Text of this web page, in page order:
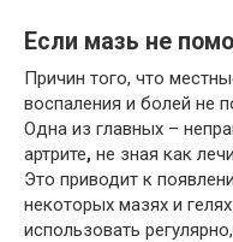
Если мазь не
Причин того, что
воспаления и болей не
Одна из главных –
артрите, не зная как
Это приводит к
некоторых мазях и
использовать